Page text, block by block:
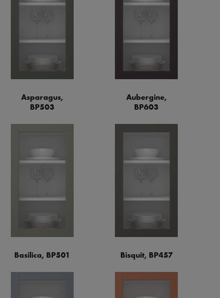
Asparagus,
BP503
Aubergine,
BP603
Basilica, BP501 Bisquit, BP457